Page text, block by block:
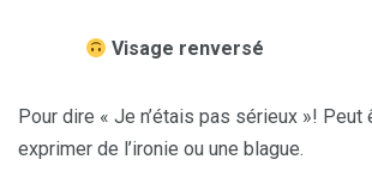
Visage renversé
Pour dire « Je n’étais pas sérieux »!
exprimer de l’ironie ou une blague.